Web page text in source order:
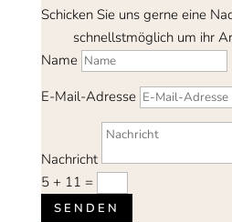
Schicken Sie uns gerne eine
schnellstmöglich um ihr
Name
E-Mail-Adresse
Nachricht
5 + 11 =
SENDEN